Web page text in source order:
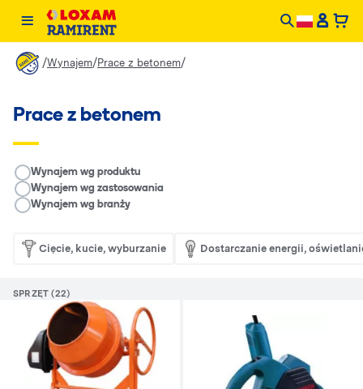
/Wynajem/Prace z betonem/
Prace z betonem
__RENTAL.LEGEND
Wynajem wg produktu
Wynajem wg zastosowania
Wynajem wg branży
Cięcie, kucie, wyburzanie Dostarczanie energii,
SPRZĘT (22)